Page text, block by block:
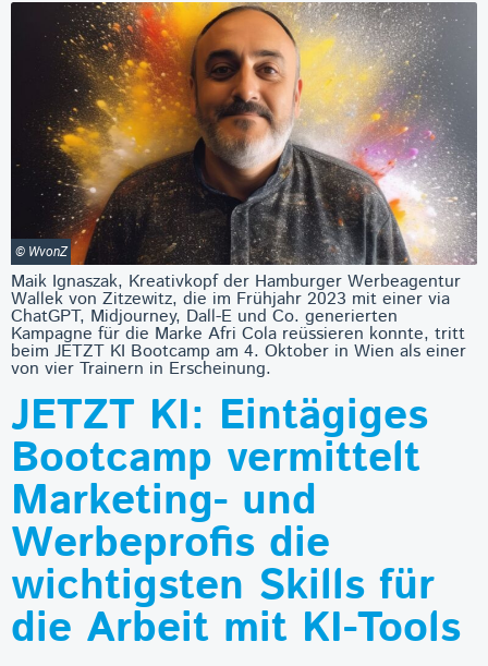
© WvonZ
Maik Ignaszak, Kreativkopf der Hamburger Werbeagentur
Wallek von Zitzewitz, die im Frühjahr 2023 mit einer via
ChatGPT, Midjourney, Dall-E und Co. generierten
Kampagne für die Marke Afri Cola reüssieren konnte, tritt
beim JETZT KI Bootcamp am 4. Oktober in Wien als einer
von vier Trainern in Erscheinung.
JETZT KI: Eintägiges
Bootcamp vermittelt
Marketing- und
Werbeprofis die
wichtigsten Skills für
die Arbeit mit KI-Tools